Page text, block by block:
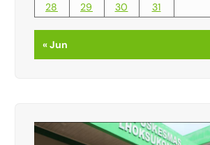
28
29 30 31
« Jun